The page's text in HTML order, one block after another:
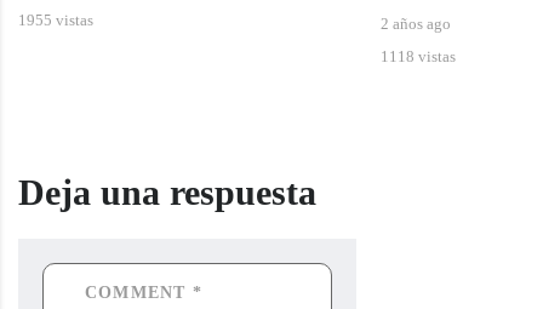
1955 vistas
2 años ago
1118 vistas
Deja una respuesta